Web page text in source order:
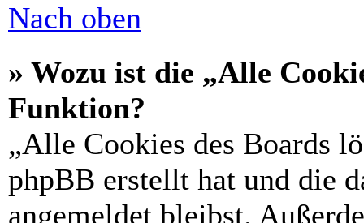
Nach oben
» Wozu ist die „Alle
Funktion?
„Alle Cookies des Boards
phpBB erstellt hat und die
angemeldet bleibst.